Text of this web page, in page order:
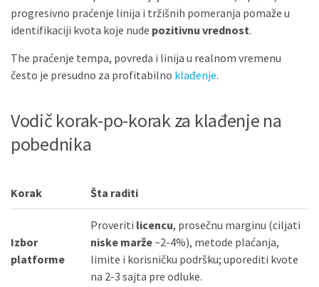
progresivno praćenje linija i tržišnih pomeranja pomaže u
identifikaciji kvota koje nude pozitivnu vrednost.
The praćenje tempa, povreda i linija u realnom vremenu
često je presudno za profitabilno klađenje.
Vodič korak-po-korak za klađenje na
pobednika
Korak Šta raditi
Izbor
platforme
Proveriti licencu, prosečnu marginu (ciljati
niske marže ~2-4%), metode plaćanja,
limite i korisničku podršku; uporediti kvote
na 2-3 sajta pre odluke.